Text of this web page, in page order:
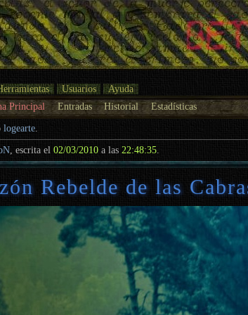
Usuarios
Ayuda
Principal Entradas Historial Estadísticas
logearte.
, escrita el02/03/2010 a las22:48:35
Rebelde de las